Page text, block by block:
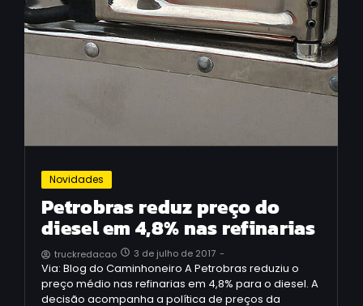
Novidades
Petrobras reduz preço do
diesel em 4,8% nas refinarias
truckredacao 3 de julho de 2017 -
Via: Blog do Caminhoneiro A Petrobras reduziu o
preço médio nas refinarias em 4,8% para o diesel. A
decisão acompanha a política de preços da